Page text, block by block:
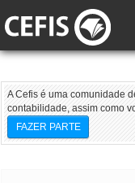
A Cefis é uma comunidade
contabilidade, assim como
FAZER PARTE